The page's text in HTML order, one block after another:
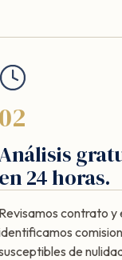
02
en 24 horas.
Revisamos contrato
de